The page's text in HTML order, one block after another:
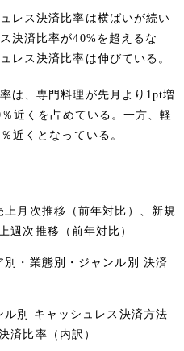
レス決済比率は横ばいが続い
決済比率が40%を超えるな
レス決済比率は伸びている。
は、専門料理が先月より1pt増
近くを占めている。一方、軽
近くとなっている。
月次推移（前年対比）、新規
週次推移（前年対比）
・業態別・ジャンル別 決済
別 キャッシュレス決済方法
済比率（内訳）